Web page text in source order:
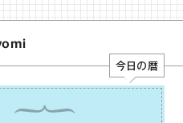
今日の暦